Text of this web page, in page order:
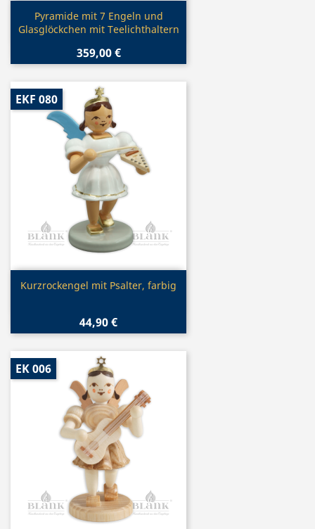
 Vorschau
Pyramide mit 7 Engeln und
Glasglöckchen mit Teelichthaltern
359,00 €
Vorschau
Kurzrockengel mit Psalter, farbig
44,90 €
EKF 080
EK 006